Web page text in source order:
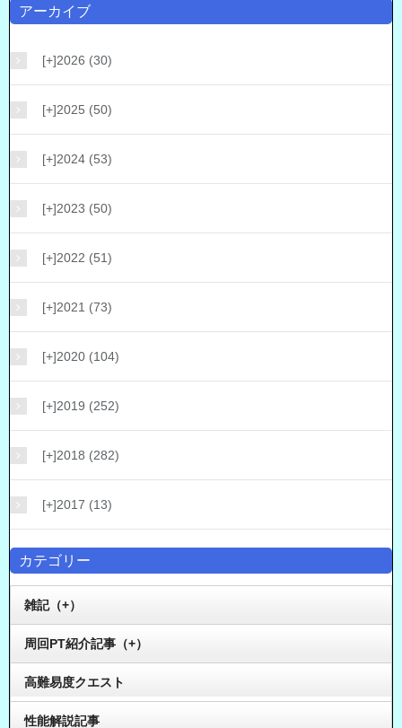
アーカイブ
[+]2026 (30)
[+]2025 (50)
[+]2024 (53)
[+]2023 (50)
[+]2022 (51)
[+]2021 (73)
[+]2020 (104)
[+]2019 (252)
[+]2018 (282)
[+]2017 (13)
カテゴリー
雑記（+）
周回PT紹介記事（+）
高難易度クエスト
性能解説記事